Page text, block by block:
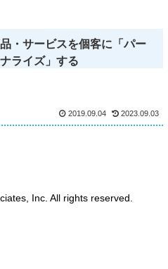
・サービスを個客に「パー
ライズ」する
2019.09.04 2023.09.03
Inc. All rights reserved.